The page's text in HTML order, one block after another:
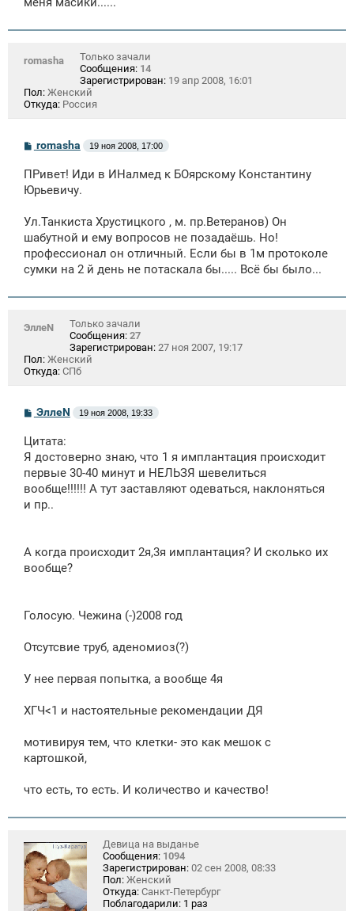
romasha
Только зачали
Сообщения: 14
Зарегистрирован: 19 апр 2008, 16:01
Пол: Женский
Откуда: Россия
С
б
щ
е
и
romasha 19 ноя 2008, 17:00
ПРивет! Иди в ИНалмед к БОярскому Константину
Юрьевичу.
Ул.Танкиста Хрустицкого , м. пр.Ветеранов) Он
шабутной и ему вопросов не позадаёшь. Но!
профессионал он отличный. Если бы в 1м протоколе
сумки на 2 й день не потаскала бы..... Всё бы было...
ЭллеN
Только зачали
Сообщения: 27
Зарегистрирован: 27 ноя 2007, 19:17
Пол: Женский
Откуда: СПб
С
б
щ
е
н
и
ЭллеN 19 ноя 2008, 19:33
Цитата:
Я достоверно знаю, что 1 я имплантация происходит
первые 30-40 минут и НЕЛЬЗЯ шевелиться
вообще!!!!!! А тут заставляют одеваться, наклоняться
и пр..
А когда происходит 2я,3я имплантация? И сколько их
вообще?
Голосую. Чежина (-)2008 год
Отсутсвие труб, аденомиоз(?)
У нее первая попытка, а вообще 4я
ХГЧ<1 и настоятельные рекомендации ДЯ
мотивируя тем, что клетки- это как мешок с
картошкой,
что есть, то есть. И количество и качество!
Девица на выданье
Сообщения: 1094
Зарегистрирован: 02 сен 2008, 08:33
Пол: Женский
Откуда: Санкт-Петербург
Поблагодарили: 1 раз